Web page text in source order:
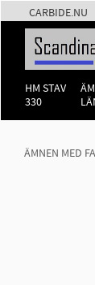
CARBIDE.NU
HM STAV
330
ÄMNEN MED